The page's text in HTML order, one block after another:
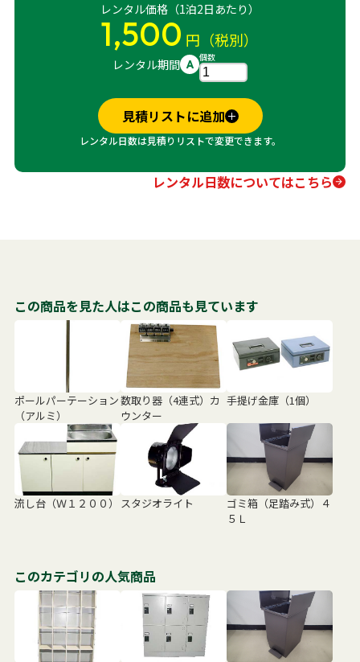
レンタル価格（1泊2日あたり）
1,500 円（税別）
レンタル期間 A 個数
見積リストに追加
レンタル日数は見積りリストで変更できます。
レンタル日数についてはこちら
この商品を見た人はこの商品も見ています
ポールパーテーション
（アルミ）
数取り器（4連式）カ
ウンター
手提げ金庫（1個）
流し台（Ｗ１２００） スタジオライト
ゴミ箱（足踏み式）４
５Ｌ
このカテゴリの人気商品